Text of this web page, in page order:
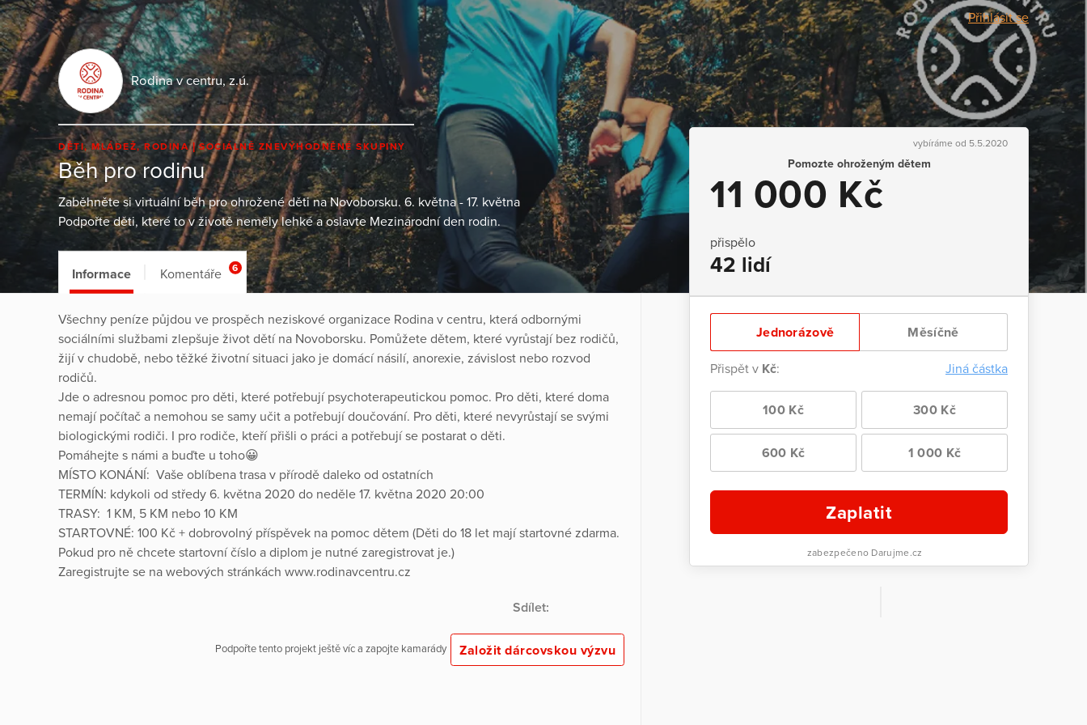
Přihlásit se
Rodina v centru, z.ú.
DĚTI, MLÁDEŽ, RODINA SOCIÁLNĚ ZNEVÝHODNĚNÉ SKUPINY
Běh pro rodinu
Zaběhněte si virtuální běh pro ohrožené děti na Novoborsku. 6. května - 17. května
Podpořte děti, které to v životě neměly lehké a oslavte Mezinárodní den rodin.
vybíráme od 5.5.2020
Pomozte ohroženým dětem
11 000 Kč
přispělo
42 lidí
Jednorázově Měsíčně
Přispět v Kč: Jiná částka
100 Kč 300 Kč
600 Kč 1 000 Kč
Zaplatit
zabezpečeno Darujme.cz
Informace Komentáře 6
Všechny peníze půjdou ve prospěch neziskové organizace Rodina v centru, která odbornými
sociálními službami zlepšuje život dětí na Novoborsku. Pomůžete dětem, které vyrůstají bez rodičů,
žijí v chudobě, nebo těžké životní situaci jako je domácí násilí, anorexie, závislost nebo rozvod
rodičů.
Jde o adresnou pomoc pro děti, které potřebují psychoterapeutickou pomoc. Pro děti, které doma
nemají počítač a nemohou se samy učit a potřebují doučování. Pro děti, které nevyrůstají se svými
biologickými rodiči. I pro rodiče, kteří přišli o práci a potřebují se postarat o děti.
Pomáhejte s námi a buďte u toho😀
MÍSTO KONÁNÍ: Vaše oblíbena trasa v přírodě daleko od ostatních
TERMÍN: kdykoli od středy 6. května 2020 do neděle 17. května 2020 20:00
TRASY: 1 KM, 5 KM nebo 10 KM
STARTOVNÉ: 100 Kč + dobrovolný příspěvek na pomoc dětem (Děti do 18 let mají startovné zdarma.
Pokud pro ně chcete startovní číslo a diplom je nutné zaregistrovat je.)
Zaregistrujte se na webových stránkách www.rodinavcentru.cz
Sdílet:
Podpořte tento projekt ještě víc a zapojte kamarády Založit dárcovskou výzvu